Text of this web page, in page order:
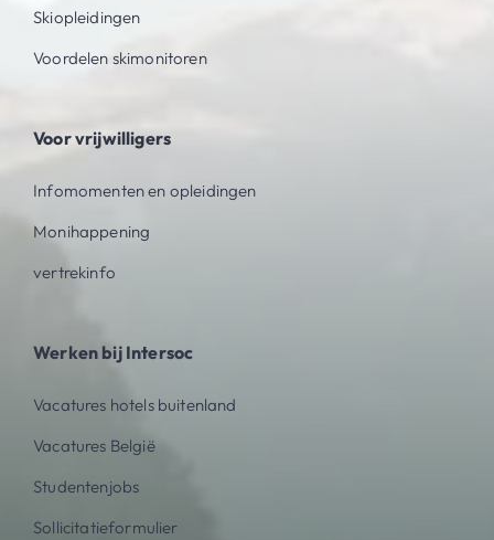
Skiopleidingen
Voordelen skimonitoren
Voor vrijwilligers
Infomomenten en opleidingen
Monihappening
vertrekinfo
Werken bij Intersoc
Vacatures hotels buitenland
Vacatures België
Studentenjobs
Sollicitatieformulier